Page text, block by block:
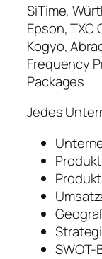
SiTime,
Epson, TXC
Kogyo,
Frequency
Packages
Jedes